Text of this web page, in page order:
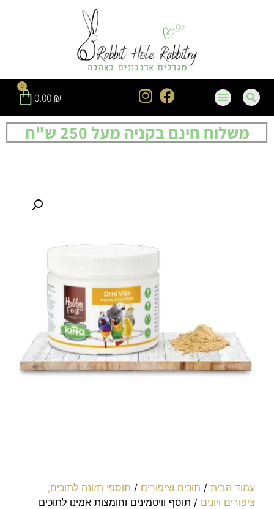
0.00 ₪
0
משלוח חינם בקניה מעל 250 ש"ח
עמוד הבית / תוכים וציפורים / תוספי תזונה לתוכים,
ציפורים ויונים / תוסף וויטמינים וחומצות אמינו לתוכים